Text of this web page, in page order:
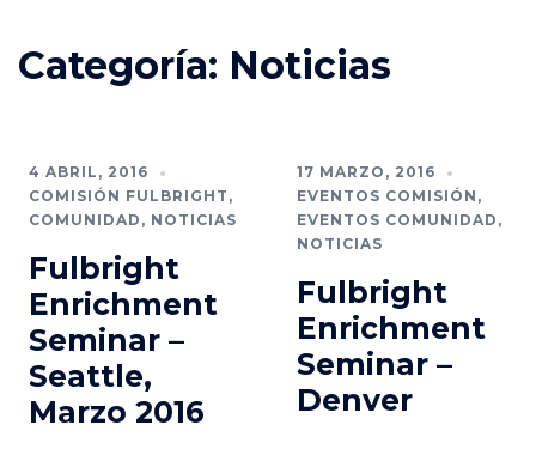
Categoría: Noticias
4 ABRIL, 2016
COMISIÓN FULBRIGHT ,
COMUNIDAD , NOTICIAS
Fulbright
Enrichment
Seminar –
Seattle,
Marzo 2016
17 MARZO, 2016
EVENTOS COMISIÓN ,
EVENTOS COMUNIDAD ,
NOTICIAS
Fulbright
Enrichment
Seminar –
Denver